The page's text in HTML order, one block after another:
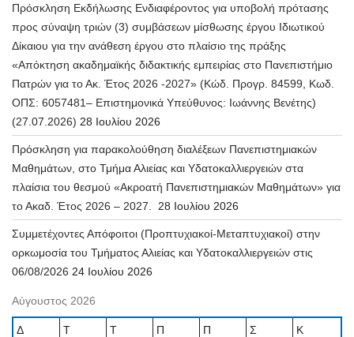
Πρόσκληση Εκδήλωσης Ενδιαφέροντος για υποβολή πρότασης
προς σύναψη τριών (3) συμβάσεων μίσθωσης έργου Ιδιωτικού
Δίκαιου για την ανάθεση έργου στο πλαίσιο της πράξης
«Απόκτηση ακαδημαϊκής διδακτικής εμπειρίας στο Πανεπιστήμιο
Πατρών για το Ακ. Έτος 2026 -2027» (Κώδ. Προγρ. 84599, Κωδ.
ΟΠΣ: 6057481– Επιστημονικά Υπεύθυνος: Ιωάννης Βενέτης)
(27.07.2026) 28 Ιουλίου 2026
Πρόσκληση για παρακολούθηση διαλέξεων Πανεπιστημιακών
Μαθημάτων, στο Τμήμα Αλιείας και Υδατοκαλλιεργειών στα
πλαίσια του θεσμού «Ακροατή Πανεπιστημιακών Μαθημάτων» για
το Ακαδ. Έτος 2026 – 2027.
28 Ιουλίου 2026
Συμμετέχοντες Απόφοιτοι (Προπτυχιακοί-Μεταπτυχιακοί) στην
ορκωμοσία του Τμήματος Αλιείας και Υδατοκαλλιεργειών στις
06/08/2026 24 Ιουλίου 2026
Αύγουστος 2026
Δ Τ Τ Π Π Σ
Κ